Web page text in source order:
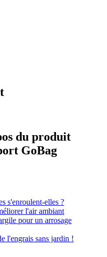
du produit
GoBag
s'enroulent-elles ?
l'air ambiant
pour un arrosage
l'engrais sans jardin !